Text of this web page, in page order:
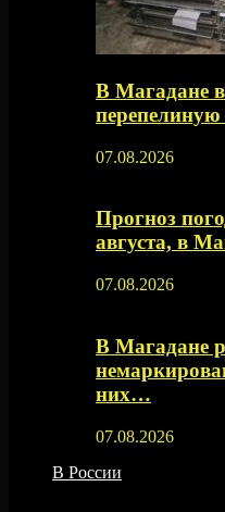
В Магадане
07.08.2026
Прогноз
августа, в
07.08.2026
В Магадане
них…
07.08.2026
В России